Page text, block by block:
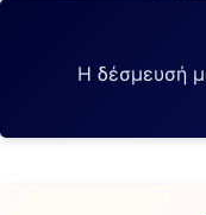
Η δέσμευσή